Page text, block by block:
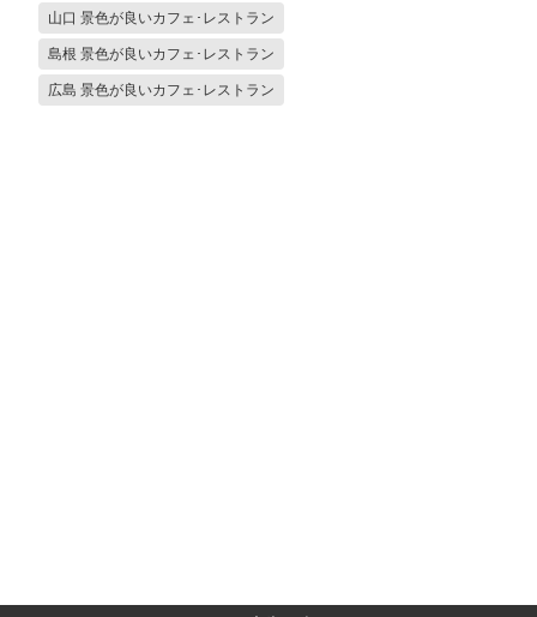
山口 景色が良いカフェ･レストラン
島根 景色が良いカフェ･レストラン
広島 景色が良いカフェ･レストラン